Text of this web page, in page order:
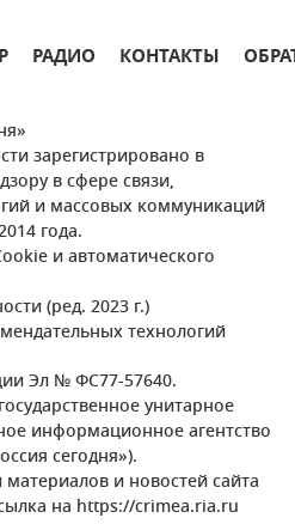
РАДИО КОНТАКТЫ
зарегистрировано в
в сфере связи,
и массовых коммуникаций
года.
и автоматического
(ред. 2023 г.)
технологий
Эл № ФС77-57640.
унитарное
информационное агентство
сегодня»).
и новостей сайта
на https://crimea.ria.ru